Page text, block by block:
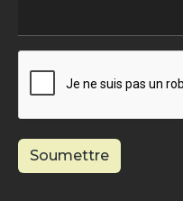
Soumettre